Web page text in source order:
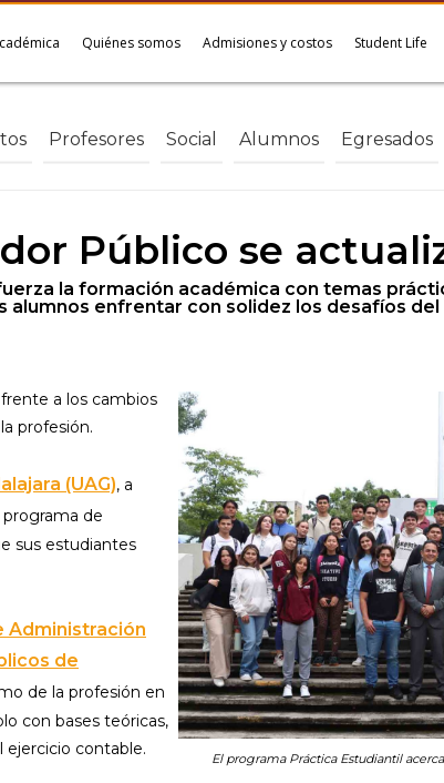
Quiénes somos Admisiones y costos Student Life
Profesores Social Alumnos Egresados
Público se
la formación académica con temas
alumnos enfrentar con solidez los desafíos
a los cambios
profesión.
(UAG), a
de
sus estudiantes
Administración
de
de la profesión en
con bases teóricas,
ejercicio contable.
El programa Práctica Estudiantil